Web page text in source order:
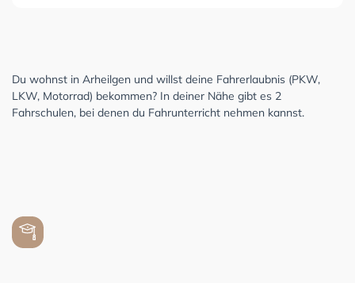
Du wohnst in Arheilgen und willst deine Fahrerlaubnis (PKW,
LKW, Motorrad) bekommen? In deiner Nähe gibt es 2
Fahrschulen, bei denen du Fahrunterricht nehmen kannst.